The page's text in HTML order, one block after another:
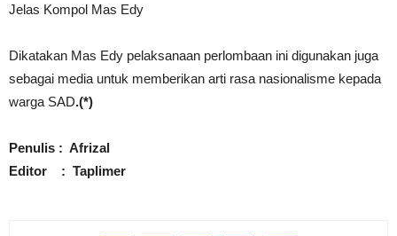
Jelas Kompol Mas Edy
Dikatakan Mas Edy pelaksanaan perlombaan ini digunakan juga
sebagai media untuk memberikan arti rasa nasionalisme kepada
warga SAD.(*)
Penulis : Afrizal
Editor : Taplimer